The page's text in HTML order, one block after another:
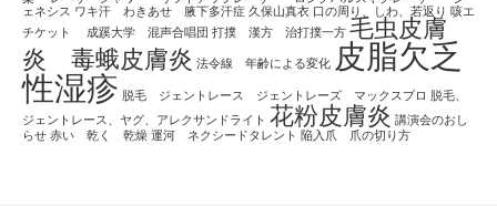
ェネシス ワキ汗 わきあせ 腋下多汗症 久保山真衣 口の周り、しわ、若返り 咳エ
チケット
成蹊大学 混声合唱団 打撲 漢方 治打撲一方 毛虫皮膚
炎 毒蛾皮膚炎 法令線 年齢による変化
皮脂欠乏
性湿疹 脱毛 ジェントレース ジェントレーズ マックスプロ
脱毛、
ジェントレース、ヤグ、アレクサンドライト 花粉皮膚炎 講演会のおし
らせ 赤い 乾く 乾燥 運河 ネクシードタレント 陥入爪 爪の切り方